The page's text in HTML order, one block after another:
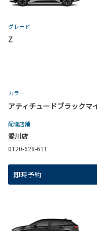
グレード
Z
カラー
アティチュードブラック
配備店舗
愛川店
0120-628-611
即時予約